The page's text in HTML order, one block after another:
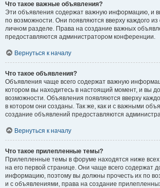
Что такое важные объявления?
Эти объявления содержат важную информацию, и
по возможности. Они появляются вверху каждого
личном разделе. Права на создание важных
предоставляются администратором конференции.
Вернуться к началу
Что такое объявления?
Объявления чаще всего содержат важную
котором вы находитесь в настоящий момент, и вы
возможности. Объявления появляются вверху
в котором они созданы. Так же, как и с важными
создание объявлений предоставляются
Вернуться к началу
Что такое прилепленные темы?
Прилепленные темы в форуме находятся ниже
на его первой странице. Они чаще всего содержат
информацию, поэтому вы должны прочесть их по
и с объявлениями, права на создание